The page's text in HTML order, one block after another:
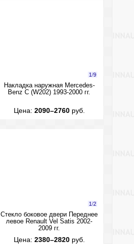
1/9
Накладка наружная Mercedes-
Benz C (W202) 1993-2000 гг.
Цена: 2090–2760руб.
1/2
Стекло боковое двери Переднее
левое Renault Vel Satis 2002-
2009 гг.
Цена: 2380–2820руб.